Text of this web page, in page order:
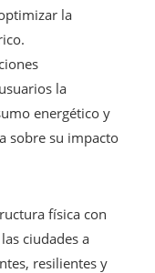
la
la
energético y
sobre su impacto
física con
ciudades a
resilientes y